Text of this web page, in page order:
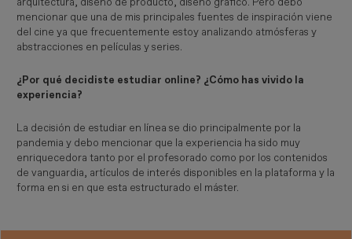
mencionar que una de mis principales fuentes de inspiración viene
del cine ya que frecuentemente estoy analizando atmósferas y
abstracciones en películas y series.
¿Por qué decidiste estudiar online? ¿Cómo has vivido la
experiencia?
La decisión de estudiar en línea se dio principalmente por la
pandemia y debo mencionar que la experiencia ha sido muy
enriquecedora tanto por el profesorado como por los contenidos
de vanguardia, artículos de interés disponibles en la plataforma y la
forma en si en que esta estructurado el máster.